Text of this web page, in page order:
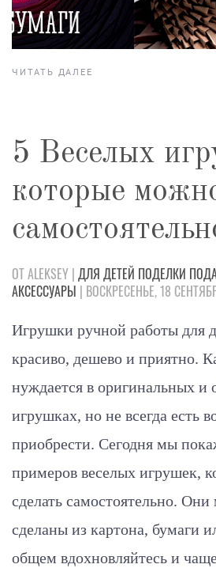
ЧИТАТЬ ДАЛЕЕ
5 Веселых
которые
ОТ ALEKSEY | ДЛЯ ДЕТЕЙ ПОДЕЛКИ
АКСЕССУАРЫ | ВОСКРЕСЕНЬЕ, 18
Игрушки ручной работы для
красиво, дешево и приятно.
нуждается в оригинальных
игрушках, но не всегда есть
приобрести. Сегодня мы
примеров веселых игрушек,
сделать самостоятельно. Они
сделаны из картона, бумаги
общем вдохновляйтесь и